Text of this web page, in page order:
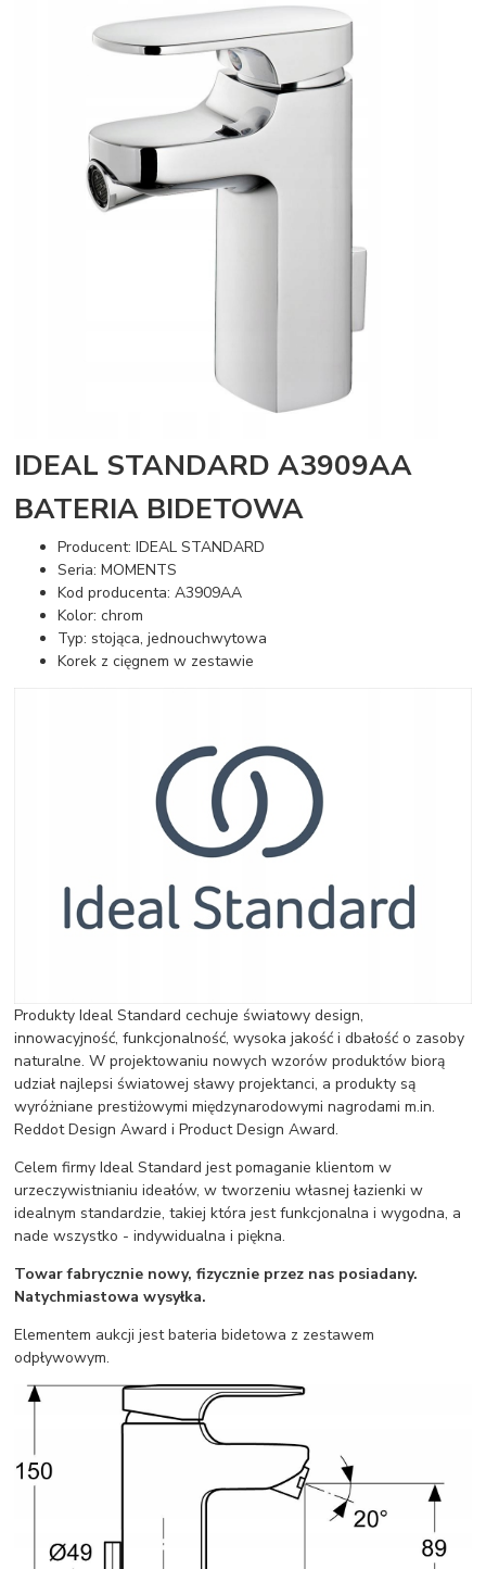
IDEAL STANDARD A3909AA
BATERIA BIDETOWA
Producent: IDEAL STANDARD
Seria: MOMENTS
Kod producenta: A3909AA
Kolor: chrom
Typ: stojąca, jednouchwytowa
Korek z cięgnem w zestawie
Produkty Ideal Standard cechuje światowy design,
innowacyjność, funkcjonalność, wysoka jakość i dbałość o zasoby
naturalne. W projektowaniu nowych wzorów produktów biorą
udział najlepsi światowej sławy projektanci, a produkty są
wyróżniane prestiżowymi międzynarodowymi nagrodami m.in.
Reddot Design Award i Product Design Award.
Celem firmy Ideal Standard jest pomaganie klientom w
urzeczywistnianiu ideałów, w tworzeniu własnej łazienki w
idealnym standardzie, takiej która jest funkcjonalna i wygodna, a
nade wszystko - indywidualna i piękna.
Towar fabrycznie nowy, fizycznie przez nas posiadany.
Natychmiastowa wysyłka.
Elementem aukcji jest bateria bidetowa z zestawem
odpływowym.